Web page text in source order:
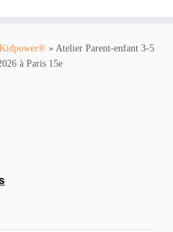
» Atelier Parent-enfant 3-5
à Paris 15e